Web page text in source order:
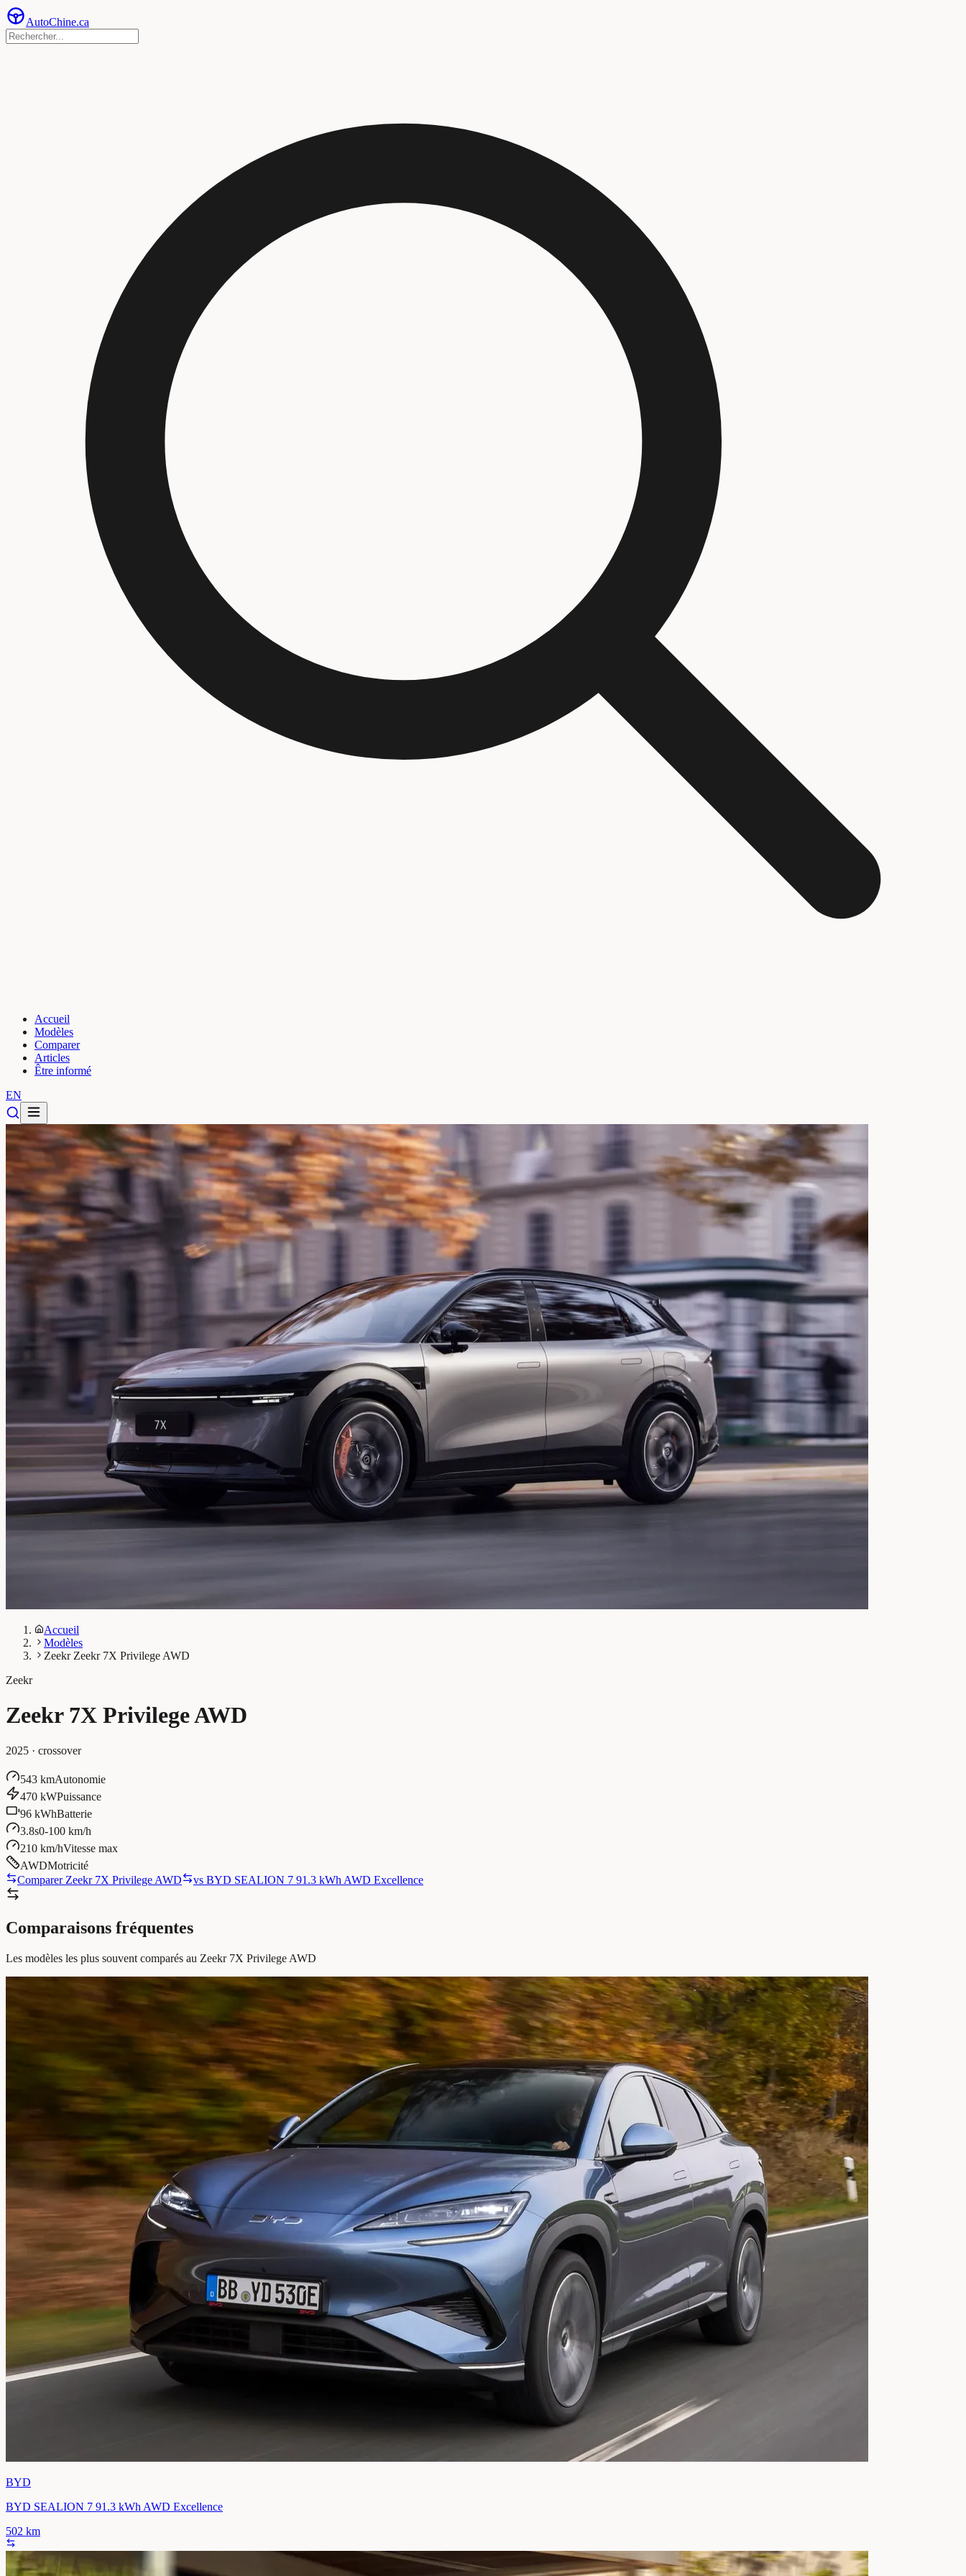
AutoChine.ca
Accueil
Modèles
Comparer
Articles
Être informé
EN
Accueil
Modèles
Zeekr Zeekr 7X Privilege AWD
Zeekr
Zeekr 7X Privilege AWD
2025 · crossover
543 kmAutonomie
470 kWPuissance
96 kWhBatterie
3.8s0-100 km/h
210 km/hVitesse max
AWDMotricité
Comparer Zeekr 7X Privilege AWD
vs BYD SEALION 7 91.3 kWh AWD Excellence
Comparaisons fréquentes
Les modèles les plus souvent comparés au Zeekr 7X Privilege AWD
BYD
BYD SEALION 7 91.3 kWh AWD Excellence
502 km